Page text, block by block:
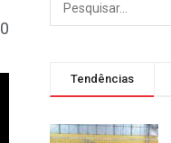
0
Tendências